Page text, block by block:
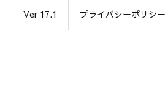
Ver 17.1 プライバシーポリシー